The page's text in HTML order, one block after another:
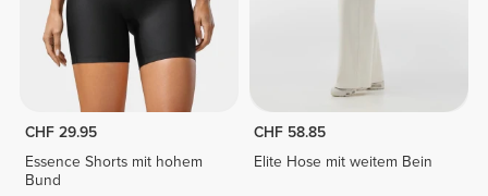
CHF 29.95
Essence Shorts mit hohem
Bund
CHF 58.85
Elite Hose mit weitem Bein